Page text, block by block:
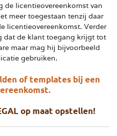
de licentieovereenkomst van
meer toegestaan tenzij daar
licentieovereenkomst. Verder
dat de klant toegang krijgt tot
maar mag hij bijvoorbeeld
gebruiken.
of templates bij een
op maat opstellen!